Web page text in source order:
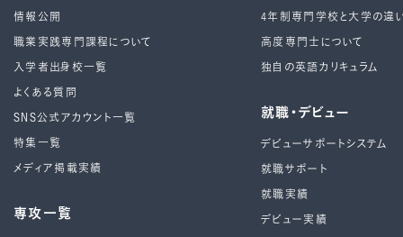
情報公開
職業実践専門課程について
入学者出身校一覧
よくある質問
SNS公式アカウント一覧
特集一覧
メディア掲載実績
専攻一覧
4年制専⾨学校と⼤学の違
高度専門士について
独自の英語カリキュラム
就職・デビュー
デビューサポートシステム
就職サポート
就職実績
デビュー実績